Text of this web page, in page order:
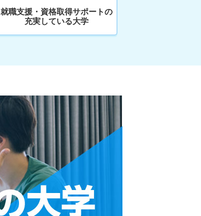
就職支援・資格取得サポートの
充実している大学